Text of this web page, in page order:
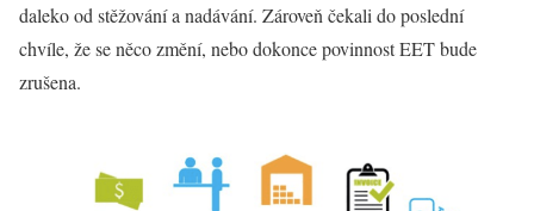
daleko od stěžování a nadávání. Zároveň čekali do poslední
chvíle, že se něco změní, nebo dokonce povinnost EET bude
zrušena.